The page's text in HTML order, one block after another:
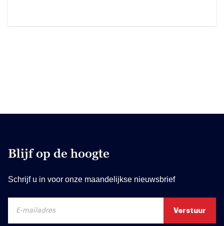
Blijf op de hoogte
Schrijf u in voor onze maandelijkse nieuwsbrief